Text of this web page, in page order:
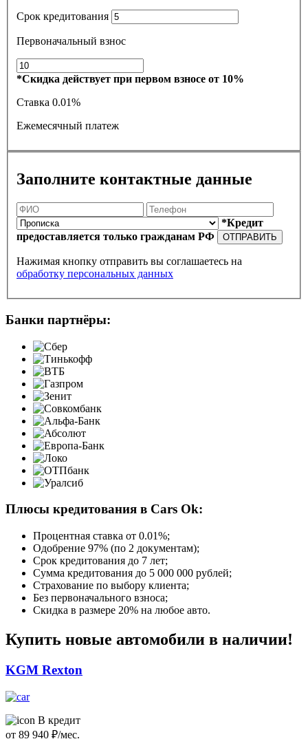
Срок кредитования
Первоначальный взнос
*Скидка действует при первом взносе от 10%
Ставка 0.01%
Ежемесячный платеж
Заполните контактные данные
*Кредит
предоставляется только гражданам РФ
ОТПРАВИТЬ
Нажимая кнопку отправить вы соглашаетесь на
обработку персональных данных
Банки партнёры:
Плюсы кредитования в Cars Ok:
Процентная ставка от 0.01%;
Одобрение 97% (по 2 документам);
Срок кредитования до 7 лет;
Сумма кредитования до 5 000 000 рублей;
Страхование по выбору клиента;
Без первоначального взноса;
Скидка в размере 20% на любое авто.
Купить новые автомобили в наличии!
KGM Rexton
В кредит
от 89 940 ₽/мес.